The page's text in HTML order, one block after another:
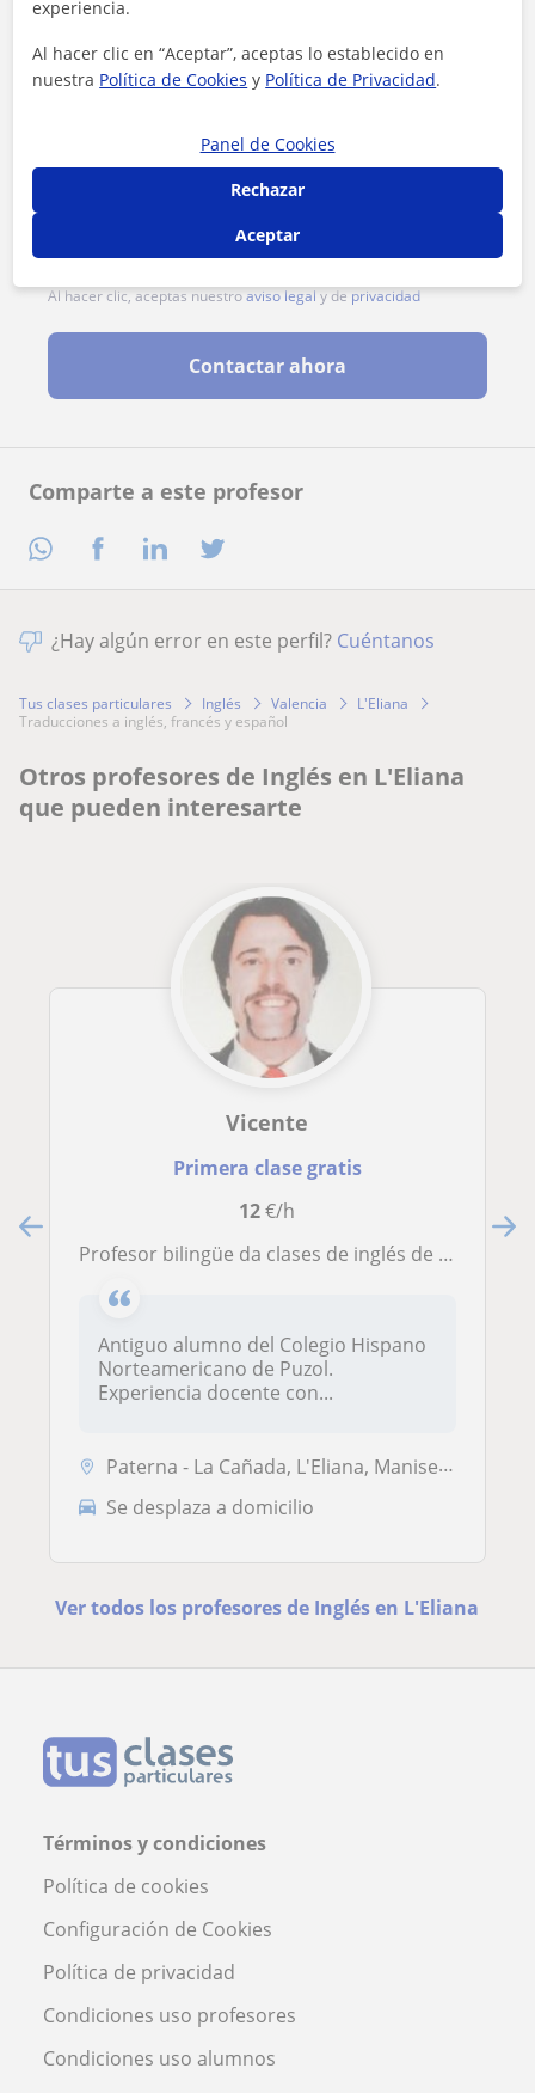
Comparte a este profesor
Al hacer clic, aceptas nuestroaviso legal y de privacidad
Contactar ahora
¿Hay algún error en este perfil? Cuéntanos
Tus clases particulares Inglés Valencia
L'Eliana
traducciones a inglés, francés y español
Otros profesores de Inglés en L'Eliana
que pueden interesarte
Vicente
Primera clase gratis
12€/h
Profesor bilingüe da clases de inglés de todos los niveles
Antiguo alumno del Colegio Hispano
Norteamericano de Puzol.
Experiencia docente con...
Paterna - La Cañada, L'Eliana, Manises, San Antonio de Benagéber
Se desplaza a domicilio
Ver todos los profesores de Inglés en L'Eliana
Términos y condiciones
Política de cookies
Configuración de Cookies
Política de privacidad
Condiciones uso profesores
Condiciones uso alumnos
experiencia.
Al hacer clic en “Aceptar”, aceptas lo establecido en
nuestra Política de Cookies y Política de Privacidad.
Panel de Cookies
Rechazar
Aceptar